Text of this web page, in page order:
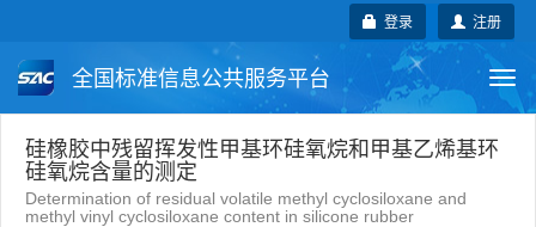
注册
登录
全国标准信息公共服务平台
国家标准 行业标准 地方标准
团体标准 企业标准 国际标准
硅橡胶中残留挥发性甲基环硅氧烷和甲基乙烯基环
硅氧烷含量的测定
Determination of residual volatile methyl cyclosiloxane and
methyl vinyl cyclosiloxane content in silicone rubber